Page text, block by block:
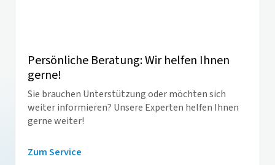
Persönliche Beratung: Wir helfen Ihnen
gerne!
Sie brauchen Unterstützung oder möchten sich
weiter informieren? Unsere Experten helfen Ihnen
gerne weiter!
Zum Service